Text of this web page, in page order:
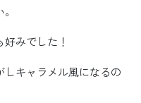
みでした！
キャラメル風になるの